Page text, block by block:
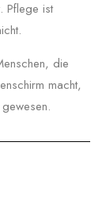
Pflege ist
die
macht,